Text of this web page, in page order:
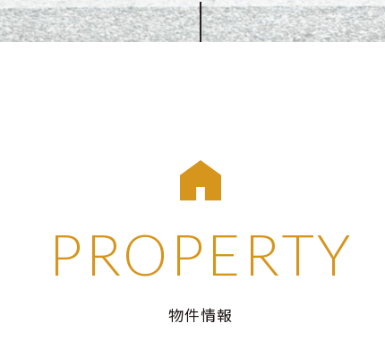
PROPERTY
物件情報